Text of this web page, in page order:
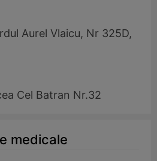
Aurel Vlaicu, Nr 325D,
Cel Batran Nr.32
medicale